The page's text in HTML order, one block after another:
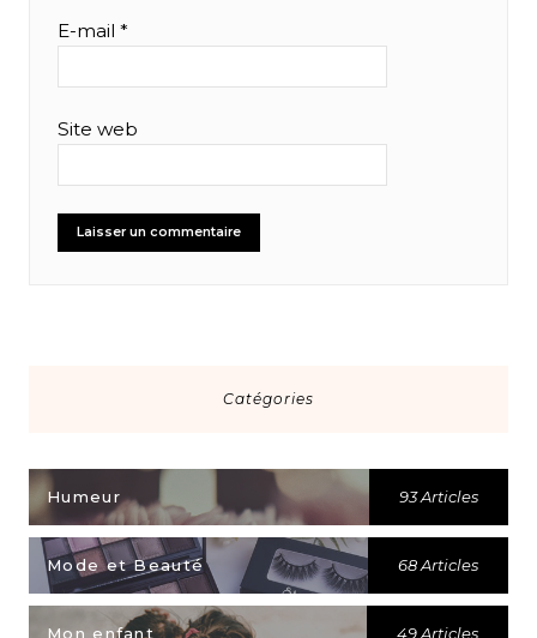
E-mail *
Site web
Catégories
Humeur 93 Articles
Mode et Beauté 68 Articles
Mon enfant 49 Articles